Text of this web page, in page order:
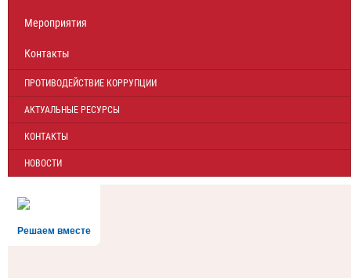
Мероприятия
Контакты
ПРОТИВОДЕЙСТВИЕ КОРРУПЦИИ
АКТУАЛЬНЫЕ РЕСУРСЫ
КОНТАКТЫ
НОВОСТИ
Решаем вместе